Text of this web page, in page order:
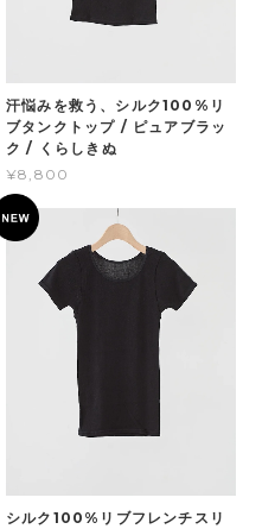
汗悩みを救う、シルク100%リ
ブタンクトップ / ピュアブラッ
ク / くらしきぬ
¥8,800
シルク100%リブフレンチスリ